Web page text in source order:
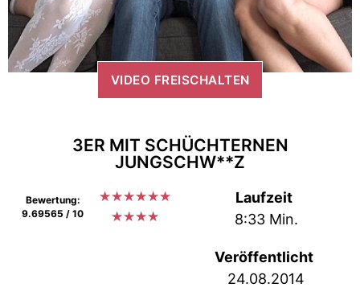
VIDEO FREISCHALTEN
3ER MIT SCHÜCHTERNEN
JUNGSCHW**Z
Bewertung:
9.69565 / 10
★★★★★★
★★★★
Laufzeit
8:33 Min.
Veröffentlicht
24.08.2014